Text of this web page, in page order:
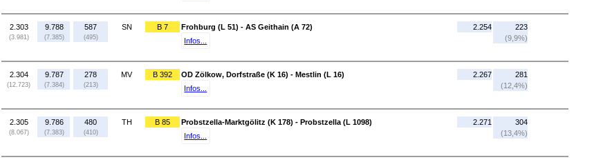
2.303
(3.981)
9.788
(7.385)
587
(495)
SN B 7
Frohburg (L 51) - AS Geithain (A 72)
Infos...
2.254
223
(9,9%)
2.304
(12.723)
9.787
(7.384)
278
(213)
MV B 392
OD Zölkow, Dorfstraße (K 16) - Mestlin (L 16)
Infos...
2.267
281
(12,4%)
2.305
(8.067)
9.786
(7.383)
480
(410)
TH B 85
Probstzella-Marktgölitz (K 178) - Probstzella (L 1098)
Infos...
2.271
304
(13,4%)